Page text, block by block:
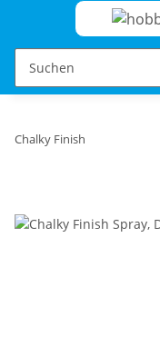
Chalky Finish